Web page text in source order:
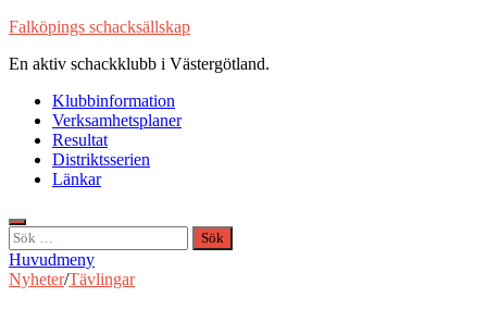
Hoppa
innehåll
Falköpings schacksällskap
En aktiv schackklubb i Västergötland.
Klubbinformation
Verksamhetsplaner
Resultat
Distriktsserien
Länkar
Sök
efter:
Huvudmeny
Nyheter/Tävlingar